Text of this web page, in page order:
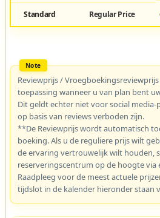
Standard Regular Price
Reviewprijs /
toepassing wanneer u van plan bent
Dit geldt echter niet voor social
op basis van reviews verboden zijn.
**De Reviewprijs wordt automatisch
boeking. Als u de reguliere prijs wilt
de ervaring vertrouwelijk wilt houden,
reserveringscentrum op de hoogte via
Raadpleeg voor de meest actuele
tijdslot in de kalender hieronder staan